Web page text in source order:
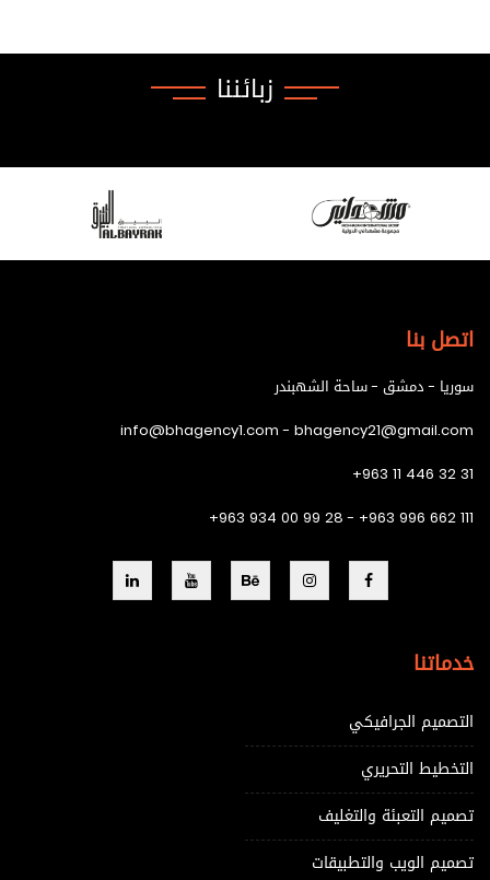
زبائننا
اتصل بنا
سوريا - دمشق - ساحة الشهبندر
info@bhagency1.com - bhagency21@gmail.com
+963 11 446 32 31
+963 934 00 99 28 - +963 996 662 111
خدماتنا
التصميم الجرافيكي
التخطيط التحريري
تصميم التعبئة والتغليف
تصميم الويب والتطبيقات